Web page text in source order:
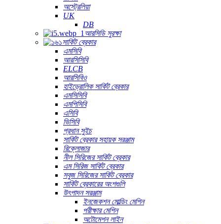
অস্ট্রেলিয়া
UK
DB
আরসিডি সুরক্ষা
সার্কিট ব্রেকার
এমসিবি
আরসিসিবি
ELCB
আরসিবিও
হাইড্রোলিক সার্কিট ব্রেকার
এমসিসিবি
এমপিসিবি
এসিবি
ভিসিবি
প্রধান সুইচ
সার্কিট ব্রেকার সহায়ক সরঞ্জাম
রিক্লোজার
নীল সিরিজের সার্কিট ব্রেকার
এম সিরিজ সার্কিট ব্রেকার
সবুজ সিরিজের সার্কিট ব্রেকার
সার্কিট ব্রেকারের অংশগুলি
উৎপাদন সরঞ্জাম
ইনজেকশন মোল্ডিং মেশিন
পরীক্ষার মেশিন
অটোমেশন লাইন